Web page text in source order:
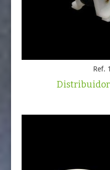
Ref.
Distribuidor